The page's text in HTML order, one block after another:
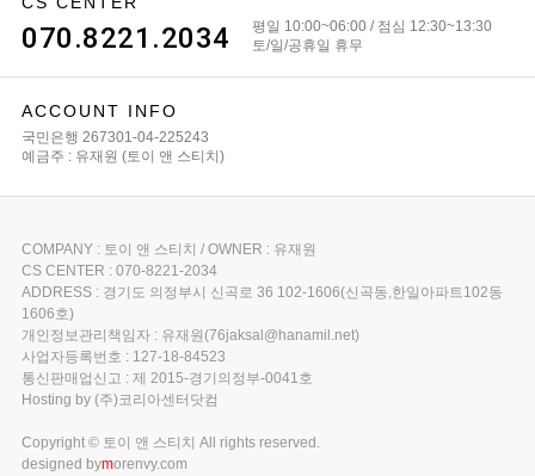
070.8221.2034
평일 10:00~06:00 / 점심 12:30~13:30
토/일/공휴일 휴무
ACCOUNT INFO
국민은행 267301-04-225243
예금주 : 유재원 (토이 앤 스티치)
COMPANY : 토이 앤 스티치 / OWNER : 유재원
CS CENTER : 070-8221-2034
ADDRESS : 경기도 의정부시 신곡로 36 102-1606(신곡동,한일아파트102동
1606호)
개인정보관리책임자 : 유재원(76jaksal@hanamil.net)
사업자등록번호 : 127-18-84523
통신판매업신고 : 제 2015-경기의정부-0041호
Hosting by (주)코리아센터닷컴
Copyright © 토이 앤 스티치 All rights reserved.
designed bymorenvy.com